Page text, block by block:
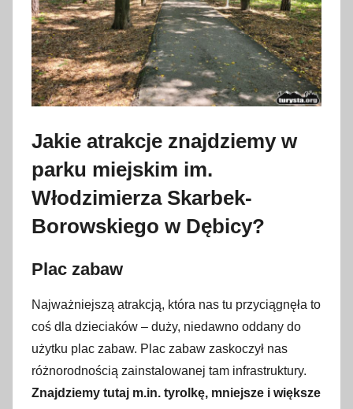
Jakie atrakcje znajdziemy w
parku miejskim im.
Włodzimierza Skarbek-
Borowskiego w Dębicy?
Plac zabaw
Najważniejszą atrakcją, która nas tu przyciągnęła to
coś dla dzieciaków – duży, niedawno oddany do
użytku plac zabaw. Plac zabaw zaskoczył nas
różnorodnością zainstalowanej tam infrastruktury.
Znajdziemy tutaj m.in. tyrolkę, mniejsze i większe